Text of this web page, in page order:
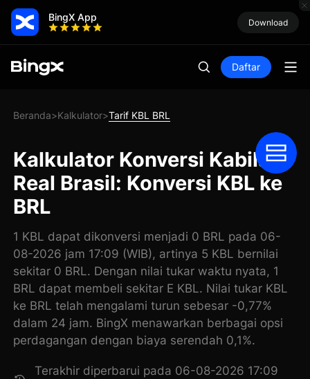
BingX App Download
Daftar
Beranda>Kalkulator>Tarif KBL BRL
Kalkulator Konversi Kabila
Real Brasil: Konversi KBL ke
BRL
1 KBL dapat dikonversi menjadi 0 BRL pada 06-
08-2026 jam 17:09 (WIB), artinya 5 KBL bernilai
sekitar 0 BRL. Dengan nilai tukar waktu nyata, 1
BRL dapat membeli sekitar E KBL. Nilai tukar KBL
ke BRL telah mengalami turun sebesar -0,77%
dalam 24 jam. BingX menawarkan berbagai opsi
perdagangan dengan biaya serendah 0,1%.
Terakhir diperbarui pada 06-08-2026 17:09